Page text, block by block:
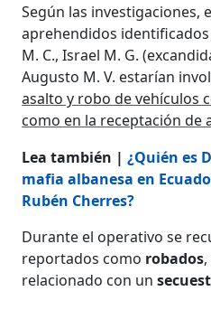
Según las investigaciones,
aprehendidos
M. C., Israel M. G.
Augusto M. V. estarían
asalto y robo de vehículos
como en la receptación de
Lea también |¿Quién es
mafia albanesa en
Rubén Cherres?
Durante el operativo se
reportados como robados
relacionado con un